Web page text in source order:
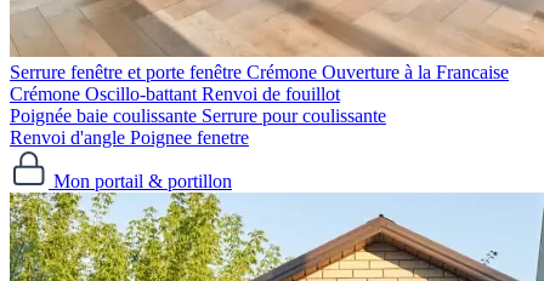
Serrure fenêtre et porte fenêtre Crémone Ouverture à la Francaise
Crémone Oscillo-battant Renvoi de fouillot
Poignée baie coulissante Serrure pour coulissante
Renvoi d'angle Poignee fenetre
Mon portail & portillon